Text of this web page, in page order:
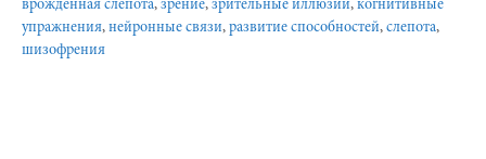
врожденная слепота, зрение, зрительные иллюзии, когнитивные
упражнения, нейронные связи, развитие способностей, слепота,
шизофрения